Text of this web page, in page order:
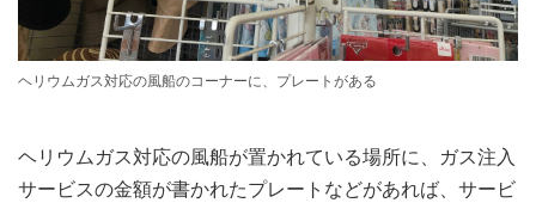
ヘリウムガス対応の風船のコーナーに、プレートがある
ヘリウムガス対応の風船が置かれている場所に、ガス注入
サービスの金額が書かれたプレートなどがあれば、サービ